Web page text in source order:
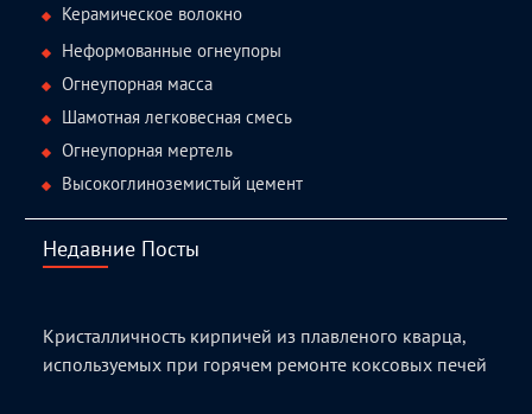
Керамическое волокно
Неформованные огнеупоры
Огнеупорная масса
Шамотная легковесная смесь
Огнеупорная мертель
Высокоглиноземистый цемент
Недавние Посты
Кристалличность кирпичей из плавленого кварца,
используемых при горячем ремонте коксовых печей